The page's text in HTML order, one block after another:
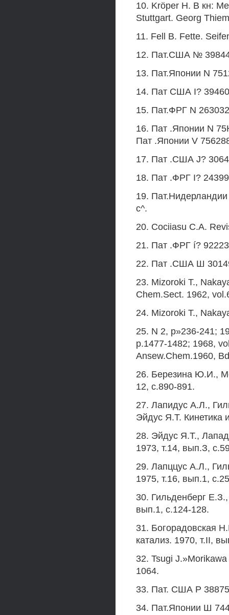
10. Kröper H. В кн:
Stuttgart. Georg
11. Fell B. Fette.
12. Пат.США №
13. Пат.Японии N
14. Пат США I?
15. Пат.ФРГ N
16. Пат .Японии N
Пат .Японии V
17. Пат .США J?
18. Пат .ФРГ I?
19.
с^.
20. Cociiasu С.A.
21. Пат .ФРГ í?
22. Пат .США Ш
23. Mizoroki T.,
Chem.Sect. 1962,
24. Mizoroki T.,
25. N 2, p»236-241;
p.1477-1482; 1968,
Ansew.Chem.1960,
26. Березина Ю.И.,
12, с.890-891.
27. Лапидус А.Л.,
Эйдус Я.Т. Кинетика
28. Эйдус Я.Т.,
1973, т.14, вып.З,
29. Лапццус А.Л.,
1975, т.16, вып.1,
30. Гильденберг
вып.1, с.124-128.
31. Богорадовская
катализ. 1970, т.II,
32. Tsugi
1064.
33. Пат. США Р
34. Пат.Японии Ш